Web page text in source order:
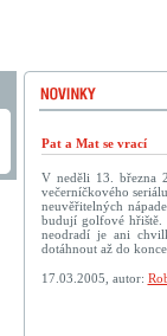
Pat a Mat se vrací
V neděli 13. března
večerníčkového
neuvěřitelných
budují golfové hřiště.
neodradí je ani
dotáhnout až do
17.03.2005, autor: